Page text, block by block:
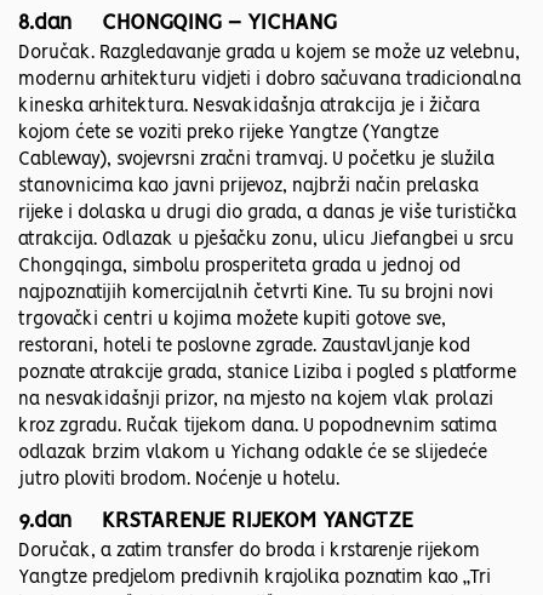
8.dan CHONGQING – YICHANG
Doručak. Razgledavanje grada u kojem se može uz velebnu,
modernu arhitekturu vidjeti i dobro sačuvana tradicionalna
kineska arhitektura. Nesvakidašnja atrakcija je i žičara
kojom ćete se voziti preko rijeke Yangtze (Yangtze
Cableway), svojevrsni zračni tramvaj. U početku je služila
stanovnicima kao javni prijevoz, najbrži način prelaska
rijeke i dolaska u drugi dio grada, a danas je više turistička
atrakcija. Odlazak u pješačku zonu, ulicu Jiefangbei u srcu
Chongqinga, simbolu prosperiteta grada u jednoj od
najpoznatijih komercijalnih četvrti Kine. Tu su brojni novi
trgovački centri u kojima možete kupiti gotove sve,
restorani, hoteli te poslovne zgrade. Zaustavljanje kod
poznate atrakcije grada, stanice Liziba i pogled s platforme
na nesvakidašnji prizor, na mjesto na kojem vlak prolazi
kroz zgradu. Ručak tijekom dana. U popodnevnim satima
odlazak brzim vlakom u Yichang odakle će se slijedeće
jutro ploviti brodom. Noćenje u hotelu.
9.dan KRSTARENJE RIJEKOM YANGTZE
Doručak, a zatim transfer do broda i krstarenje rijekom
Yangtze predjelom predivnih krajolika poznatim kao „Tri